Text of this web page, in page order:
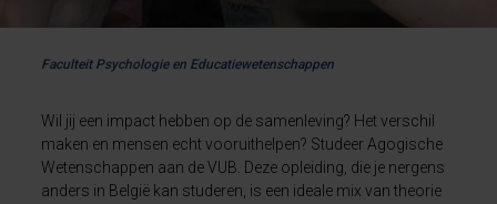
Faculteit Psychologie en Educatiewetenschappen
Wil jij een impact hebben op de samenleving? Het verschil
maken en mensen echt vooruithelpen? Studeer Agogische
Wetenschappen aan de VUB. Deze opleiding, die je nergens
anders in België kan studeren, is een ideale mix van theorie